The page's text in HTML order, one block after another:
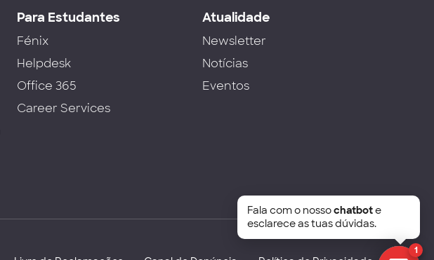
Para Estudantes
Fénix
Helpdesk
Office 365
Career Services
Atualidade
Newsletter
Notícias
Eventos
1
Fala com o nossochatbote
esclarece as tuas dúvidas.